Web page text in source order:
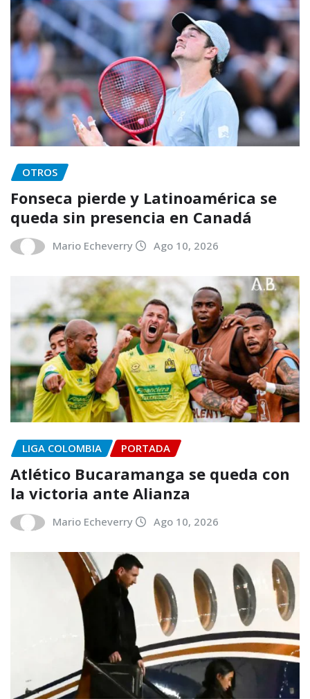
OTROS
Fonseca pierde y Latinoamérica se
queda sin presencia en Canadá
Mario Echeverry Ago 10, 2026
LIGA COLOMBIA PORTADA
Atlético Bucaramanga se queda con
la victoria ante Alianza
Mario Echeverry Ago 10, 2026